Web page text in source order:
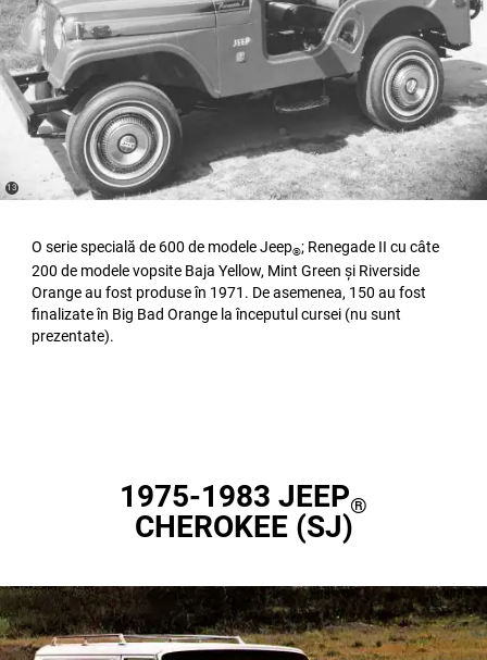
O serie specială de 600 de modele Jeep®; Renegade II cu câte
200 de modele vopsite Baja Yellow, Mint Green și Riverside
Orange au fost produse în 1971. De asemenea, 150 au fost
finalizate în Big Bad Orange la începutul cursei (nu sunt
prezentate).
(
Disclosure
13)
1975-1983 JEEP®
CHEROKEE (SJ)